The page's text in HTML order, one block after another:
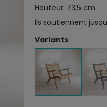
Hauteur: 73,5 cm
Ils soutiennent
Variants